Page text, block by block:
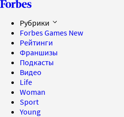
Рубрики
Forbes Games New
Рейтинги
Франшизы
Подкасты
Видео
Life
Woman
Sport
Young